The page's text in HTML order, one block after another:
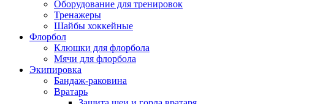
Оборудование для тренировок
Тренажеры
Шайбы хоккейные
Флорбол
Клюшки для флорбола
Мячи для флорбола
Экипировка
Бандаж-раковина
Вратарь